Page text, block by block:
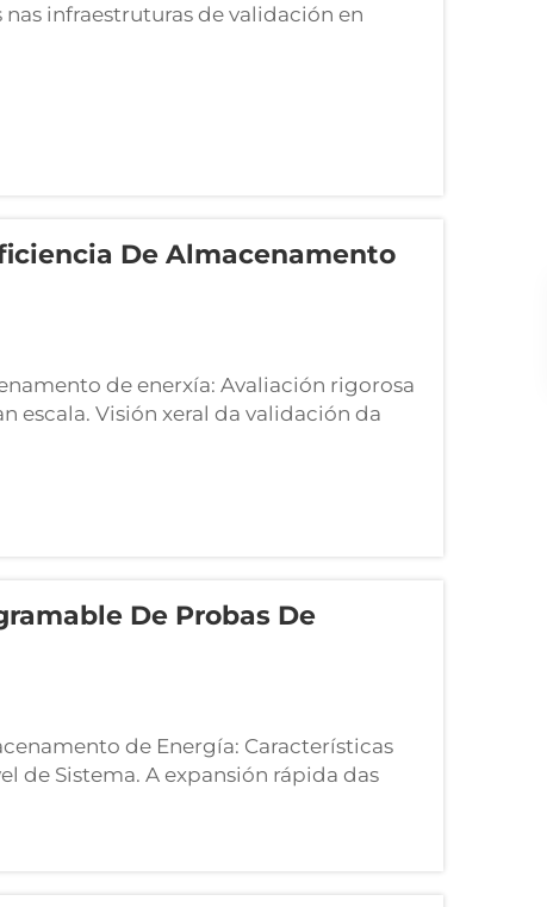
infraestruturas de validación en
de PAQUETES de baterías
paralelas complexas...
De Almacenamento
de enerxía: Avaliación rigorosa
escala. Visión xeral da validación da
probas de eficiencia de almacenamento
completa do rendemento e hi...
De Probas De
de Energía: Características
de Sistema. A expansión rápida das
e a integración na rede de alta
na que se validan os activos